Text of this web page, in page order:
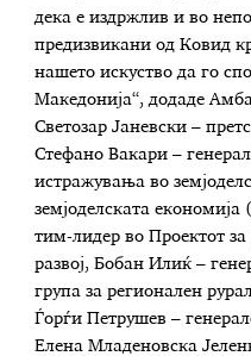
дека е издржлив и во
предизвикани од Ковид
нашето искуство да го
Македонија“, додаде
Светозар Јаневски –
Стефано Вакари –
истражувања во
земјоделската
тим-лидер во Проектот
развој, Бобан Илиќ –
група за регионален
Ѓорѓи Петрушев –
Елена Младеновска